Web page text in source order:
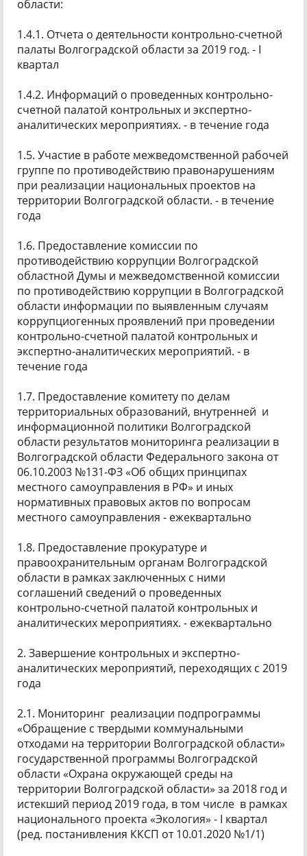
области:
1.4.1. Отчета о деятельности контрольно-счетной
палаты Волгоградской области за 2019 год. - I
квартал
1.4.2. Информаций о проведенных контрольно-
счетной палатой контрольных и экспертно-
аналитических мероприятиях. - в течение года
1.5. Участие в работе межведомственной рабочей
группе по противодействию правонарушениям
при реализации национальных проектов на
территории Волгоградской области. - в течение
года
1.6. Предоставление комиссии по
противодействию коррупции Волгоградской
областной Думы и межведомственной комиссии
по противодействию коррупции в Волгоградской
области информации по выявленным случаям
коррупциогенных проявлений при проведении
контрольно-счетной палатой контрольных и
экспертно-аналитических мероприятий. - в
течение года
1.7. Предоставление комитету по делам
территориальных образований, внутренней и
информационной политики Волгоградской
области результатов мониторинга реализации в
Волгоградской области Федерального закона от
06.10.2003 №131-ФЗ «Об общих принципах
местного самоуправления в РФ» и иных
нормативных правовых актов по вопросам
местного самоуправления - ежеквартально
1.8. Предоставление прокуратуре и
правоохранительным органам Волгоградской
области в рамках заключенных с ними
соглашений сведений о проведенных
контрольно-счетной палатой контрольных и
аналитических мероприятиях. - ежеквартально
2. Завершение контрольных и экспертно-
аналитических мероприятий, переходящих с 2019
года
2.1. Мониторинг реализации подпрограммы
«Обращение с твердыми коммунальными
отходами на территории Волгоградской области»
государственной программы Волгоградской
области «Охрана окружающей среды на
территории Волгоградской области» за 2018 год и
истекший период 2019 года, в том числе в рамках
национального проекта «Экология» - I квартал
(ред. постанивления ККСП от 10.01.2020 №1/1)